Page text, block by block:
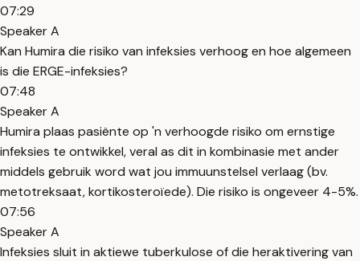
07:29
Speaker A
Kan Humira die risiko van infeksies verhoog en hoe algemeen
is die ERGE-infeksies?
07:48
Speaker A
Humira plaas pasiënte op 'n verhoogde risiko om ernstige
infeksies te ontwikkel, veral as dit in kombinasie met ander
middels gebruik word wat jou immuunstelsel verlaag (bv.
metotreksaat, kortikosteroïede). Die risiko is ongeveer 4-5%.
07:56
Speaker A
Infeksies sluit in aktiewe tuberkulose of die heraktivering van